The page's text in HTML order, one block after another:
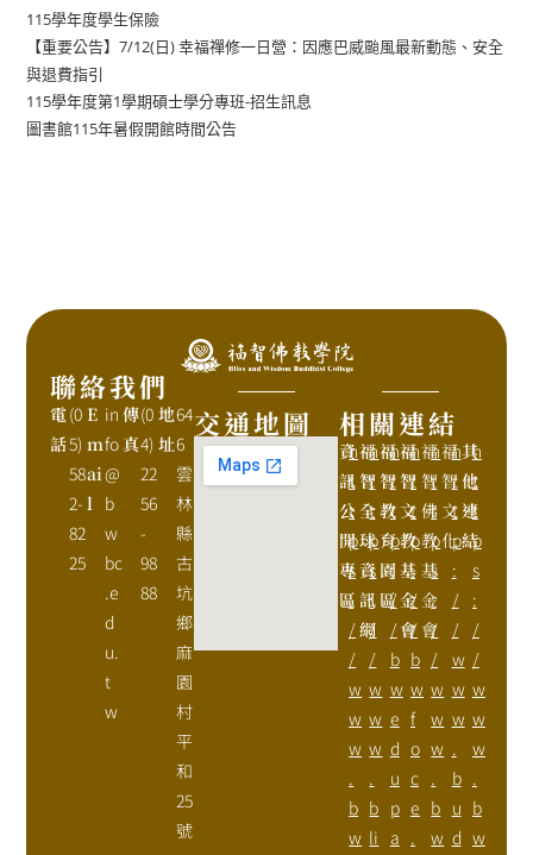
115學年度學生保險
【重要公告】7/12(日) 幸福禪修一日營：因應巴威颱風最新動態、安全
與退費指引
115學年度第1學期碩士學分專班-招生訊息
圖書館115年暑假開館時間公告
聯絡我們
電
話
(0
5)
58
2-
82
25
E
m
ai
l
in
fo
@
b
w
bc
.e
d
u.
t
w
傳
真
(0
4)
22
56
-
98
88
地
址
64
6
雲
林
縣
古
坑
鄉
麻
園
村
平
和
25
號
交通地圖 相關連結
資
訊
公
開
專
區
h
t
t
p
s
:
/
/
w
w
w
.
b
w
福
智
全
球
資
訊
網
h
t
t
p
s
:
/
/
w
w
w
.
b
li
福
智
教
育
園
區
h
t
t
p
:
/
/
b
w
e
d
u
p
a
福
智
文
教
基
金
會
h
t
t
p
:
/
/
b
w
f
o
c
e
.
福
智
佛
教
基
金
會
h
t
t
p
s
:
/
/
w
w
w
.
b
w
福
智
文
化
h
t
t
p
:
/
/
w
w
w
.
b
u
d
其
他
連
結
h
t
t
p
s
:
/
/
w
w
w
.
b
w